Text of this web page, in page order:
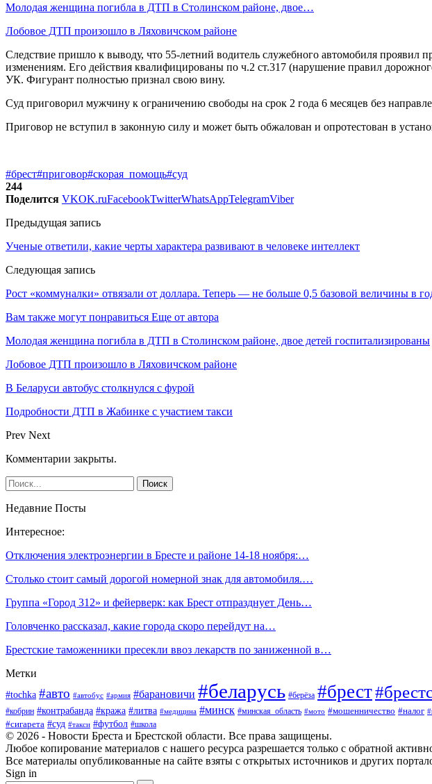
Молодая женщина погибла в ДТП в Столинском районе, двое…
Лобовое ДТП произошло в Ляховичском районе
Следствие пришло к выводу, что 55-летний водитель служебного автомобиля проявил
изменениям. Его действия квалифицированы по ч.2 ст.317 (нарушение правил
УК. Фигурант полностью признал свою вину.
Суд приговорил мужчину к ограничению свободы на срок 2 года 6 месяцев без
Приговор не вступил в законную силу и может быть обжалован и опротестован в
#брест#приговор#скорая_помощь#суд
244
Поделится VKOK.ruFacebookTwitterWhatsAppTelegramViber
Предыдущая запись
Ученые ответили, какие черты характера развивают в человеке интеллект
Следующая запись
Рост «коммуналки» отвязали от доллара. Теперь — не больше 0,5 базовой величины в
Вам также могут понравиться Еще от автора
Молодая женщина погибла в ДТП в Столинском районе, двое детей госпитализированы
Лобовое ДТП произошло в Ляховичском районе
В Беларуси автобус столкнулся с фурой
Подробности ДТП в Жабинке с участием такси
Prev Next
Комментарии закрыты.
Недавние Посты
Интересное:
Отключения электроэнергии в Бресте и районе 14-18 ноября:…
Столько стоит самый дорогой номерной знак для автомобиля.…
Группа «Город 312» и фейерверк: как Брест отпразднует День…
Головченко рассказал, какие города скоро перейдут на…
Брестские таможенники пресекли ввоз лекарств по заниженной в…
Метки
#tochka #авто #автобус #армия #барановичи #беларусь #берёза #брест
#кобрин #контрабанда #кража #литва #медицина #минск #минская_область #мото #мошенничество #налог
#сигарета #суд #такси #футбол #школа
© 2026 - Новости Бреста и Брестской области. Все права защищены.
Любое копирование материалов с нашего ресурса разрешается только с обратной
Все материалы опубликованные на сайте взяты с открытых источников и других
Sign in